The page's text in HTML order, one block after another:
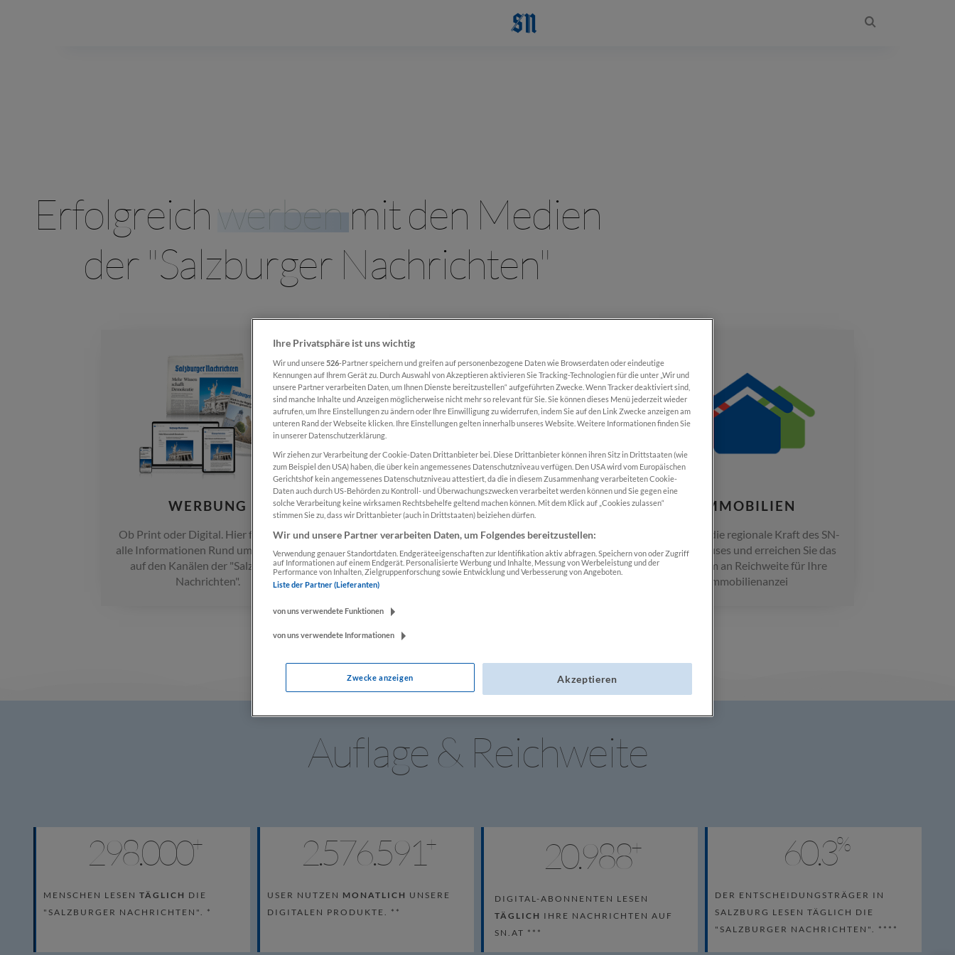
Erfolgreichwerbenmit den Medien
der "Salzburger Nachrichten"
WERBUNG
Ob Print oder Digital. Hier finden Sie
alle Informationen Rund ums Werben
auf den Kanälen der "Salzburger
Nachrichten".
KARRIERE
Präsentieren Sie sich als attraktiver
Arbeitgeber und erreichen Sie mit den
Karriereportalen und der breiten
IMMOBILIEN
Nutzen Sie die regionale Kraft des SN-
Medienhauses und erreichen Sie das
Maximum an Reichweite für Ihre
Immobilienanzei
Auflage & Reichweite
MENSCHEN LESEN TÄGLICH DIE
"SALZBURGER NACHRICHTEN". *
298.000 +
USER NUTZEN MONATLICH UNSERE
DIGITALEN PRODUKTE. **
2.576.591 +
DIGITAL-ABONNENTEN LESEN
TÄGLICH IHRE NACHRICHTEN AUF
SN.AT ***
20.988+
DER ENTSCHEIDUNGSTRÄGER IN
SALZBURG LESEN TÄGLICH DIE
"SALZBURGER NACHRICHTEN". ****
60.3%
Ihre Privatsphäre ist uns wichtig
Wir und unsere526-Partner speichern und greifen auf personenbezogene Daten wie Browserdaten oder eindeutige
Kennungen auf Ihrem Gerät zu. Durch Auswahl von Akzeptieren aktivieren Sie Tracking-Technologien für die unter „Wir und
unsere Partner verarbeiten Daten, um Ihnen Dienste bereitzustellen“ aufgeführten Zwecke. Wenn Tracker deaktiviert sind,
sind manche Inhalte und Anzeigen möglicherweise nicht mehr so relevant für Sie. Sie können dieses Menü jederzeit wieder
aufrufen, um Ihre Einstellungen zu ändern oder Ihre Einwilligung zu widerrufen, indem Sie auf den Link Zwecke anzeigen am
unteren Rand der Webseite klicken. Ihre Einstellungen gelten innerhalb unseres Website. Weitere Informationen finden Sie
in unserer Datenschutzerklärung.
Wir ziehen zur Verarbeitung der Cookie-Daten Drittanbieter bei. Diese Drittanbieter können ihren Sitz in Drittstaaten (wie
zum Beispiel den USA) haben, die über kein angemessenes Datenschutzniveau verfügen. Den USA wird vom Europäischen
Gerichtshof kein angemessenes Datenschutzniveau attestiert, da die in diesem Zusammenhang verarbeiteten Cookie-
Daten auch durch US-Behörden zu Kontroll- und Überwachungszwecken verarbeitet werden können und Sie gegen eine
solche Verarbeitung keine wirksamen Rechtsbehelfe geltend machen können. Mit dem Klick auf „Cookies zulassen“
stimmen Sie zu, dass wir Drittanbieter (auch in Drittstaaten) beiziehen dürfen.
Wir und unsere Partner verarbeiten Daten, um Folgendes bereitzustellen:
Verwendung genauer Standortdaten. Endgeräteeigenschaften zur Identifikation aktiv abfragen. Speichern von oder Zugriff
auf Informationen auf einem Endgerät. Personalisierte Werbung und Inhalte, Messung von Werbeleistung und der
Performance von Inhalten, Zielgruppenforschung sowie Entwicklung und Verbesserung von Angeboten.
Liste der Partner (Lieferanten)
von uns verwendete Funktionen
von uns verwendete Informationen
Zwecke anzeigen Akzeptieren